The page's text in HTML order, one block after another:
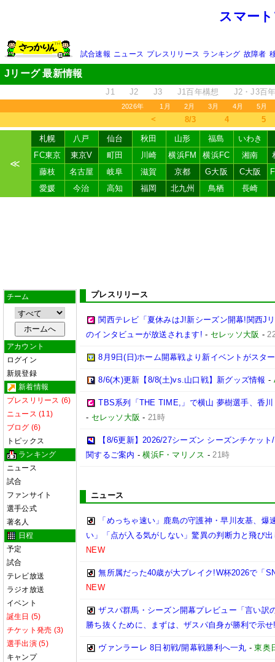
スマー
試合速報 ニュース プレスリリース ランキング 故障者
Jリーグ 最新情報
J1 J2 J3 J1百年構想 J2・J3百
2026年 1月 2月 3月 4月 5月
＜ 8/3 4 5
≪
札幌 八戸 仙台 秋田 山形 福島
いわき
FC東京
東京V 町田 川崎 横浜FM 横浜FC 湘南
藤枝
名古屋 岐阜 滋賀 京都 G大阪 C大阪
愛媛
今治 高知 福岡 北九州 鳥栖 長崎
チーム
アカウント
ログイン
新規登録
新着情報
プレスリリース (6)
ニュース (11)
ブログ (6)
トピックス
ランキング
ニュース
試合
ファンサイト
選手公式
著名人
日程
予定
試合
テレビ放送
ラジオ放送
イベント
誕生日 (5)
チケット発売 (3)
選手出演 (5)
キャンプ
プレスリリース
関西テレビ「夏休みはJ!新シーズン開幕!関西J
のインタビューが放送されます! - セレッソ大阪 -
8月9日(日)ホーム開幕戦より新イベントがスタ
8/6(木)更新【8/8(土)vs.山口戦】新グッズ情報 -
TBS系列「THE TIME,」で横山 夢樹選手、香
- セレッソ大阪 - 21時
【8/6更新】2026/27シーズン シーズンチケッ
関するご案内 -横浜F・マリノス -21時
ニュース
「めっちゃ速い」鹿島の守護神・早川友基、
い」「点が入る気がしない」驚異の判断力と飛び
NEW
無所属だった40歳が大ブレイク!W杯2026で「
NEW
ザスパ群馬・シーズン開幕プレビュー「言い訳
勝ち抜くために、まずは、ザスパ自身が勝利で示せ
ヴァンラーレ 8日初戦/開幕戦勝利へ一丸 -東奥